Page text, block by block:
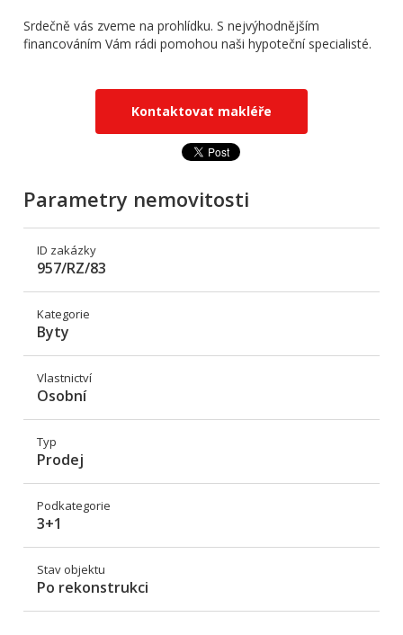
Srdečně vás zveme na prohlídku. S nejvýhodnějším
financováním Vám rádi pomohou naši hypoteční specialisté.
Kontaktovat makléře
Parametry nemovitosti
ID zakázky
957/RZ/83
Kategorie
Byty
Vlastnictví
Osobní
Typ
Prodej
Podkategorie
3+1
Stav objektu
Po rekonstrukci